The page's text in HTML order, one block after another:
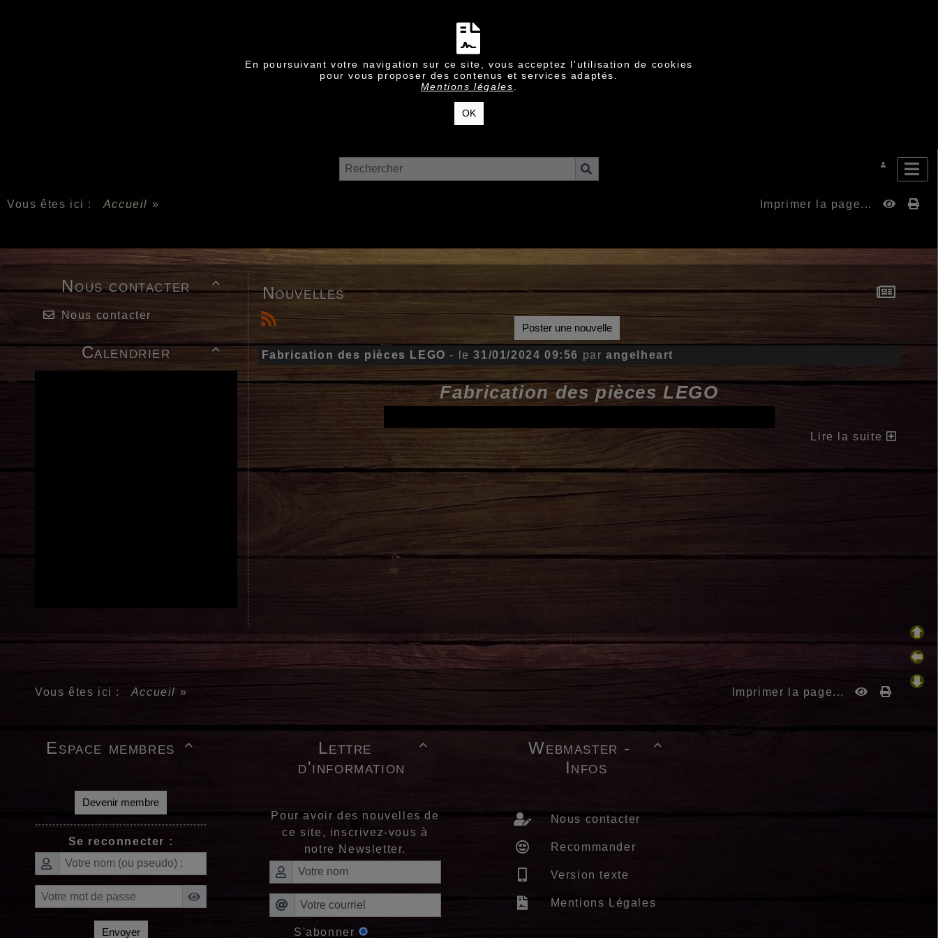
En poursuivant votre navigation sur ce site, vous acceptez l'utilisation de cookies
pour vous proposer des contenus et services adaptés.
Mentions légales
OK
Vous êtes ici : Accueil » Imprimer la page...

Nous contacter
Nous contacter

Calendrier
Nouvelles
Poster une nouvelle
Fabrication des pièces LEGO - le31/01/2024 09:56 par angelheart
Fabrication des pièces LEGO
Lire la suite
Vous êtes ici : Accueil » Imprimer la page...

Espace membres
Devenir membre
Se reconnecter :
Envoyer

Lettre
d'information
Pour avoir des nouvelles de
ce site, inscrivez-vous à
notre Newsletter.
S'abonner

Webmaster -
Infos
Nous contacter
Recommander
Version texte
Mentions Légales